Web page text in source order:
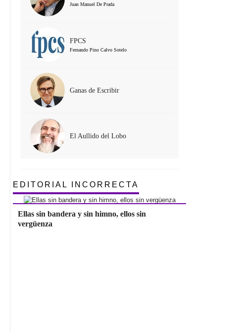
Juan Manuel De Prada
FPCS
Fernando Pino Calvo Sotelo
Ganas de Escribir
El Aullido del Lobo
EDITORIAL INCORRECTA
Ellas sin bandera y sin himno, ellos sin
vergüenza